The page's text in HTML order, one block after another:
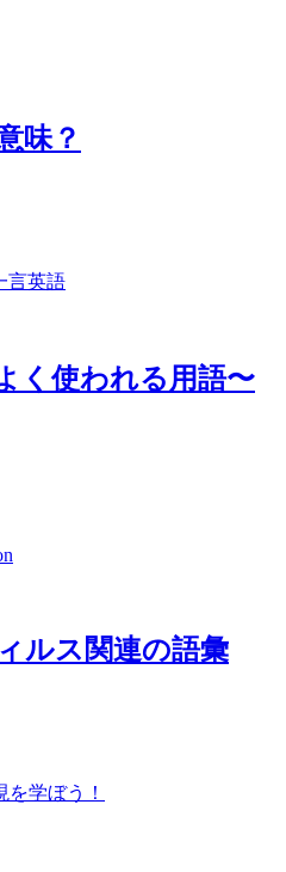
味？
言英語
く使われる用語〜
ルス関連の語彙
学ぼう！